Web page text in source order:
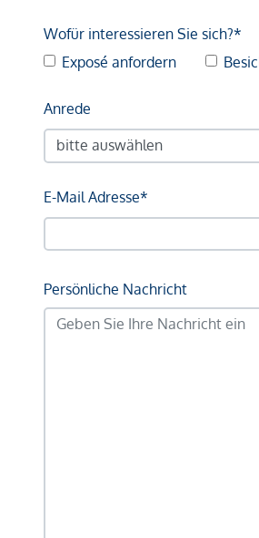
Wofür interessieren Sie sich?*
Exposé anfordern
Anrede
E-Mail Adresse*
Persönliche Nachricht